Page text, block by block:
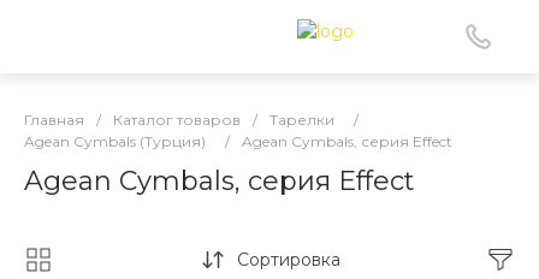
Главная / Каталог товаров / Тарелки
/
Agean Cymbals (Турция)
/ Agean Cymbals, серия Effect
Agean Cymbals, серия Effect
Сортировка